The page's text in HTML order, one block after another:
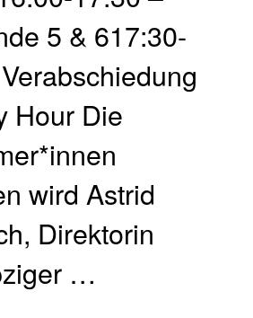
5 & 617:30-
Hour Die
wird Astrid
Direktorin
…